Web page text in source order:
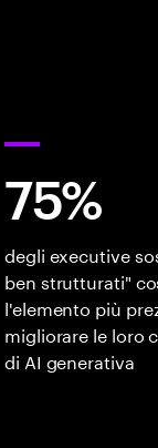
75%
degli executive
ben strutturati"
l'elemento più
migliorare le loro
di AI generativa